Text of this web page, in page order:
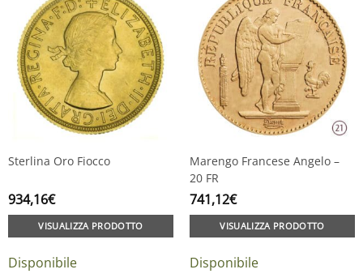
Sterlina Oro Fiocco
934,16€
VISUALIZZA PRODOTTO
Disponibile
Marengo Francese Angelo –
20 FR
741,12€
VISUALIZZA PRODOTTO
Disponibile